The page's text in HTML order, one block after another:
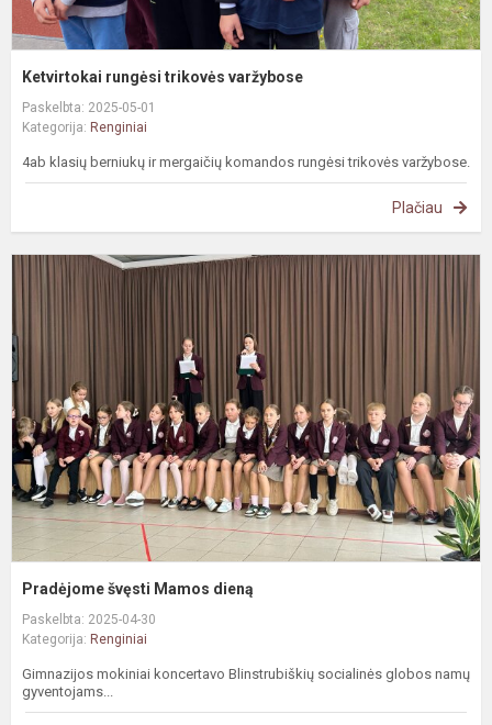
Ketvirtokai rungėsi trikovės varžybose
Paskelbta: 2025-05-01
Kategorija: Renginiai
4ab klasių berniukų ir mergaičių komandos rungėsi trikovės varžybose.
Plačiau
Pradėjome švęsti Mamos dieną
Paskelbta: 2025-04-30
Kategorija: Renginiai
Gimnazijos mokiniai koncertavo Blinstrubiškių socialinės globos namų
gyventojams...